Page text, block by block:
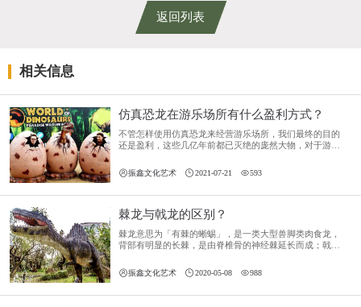
返回列表
相关信息
仿真恐龙在游乐场所有什么盈利方式？
不管怎样使用仿真恐龙来经营游乐场所，我们最终的目的
还是盈利，这些几亿年前都已灭绝的庞然大物，对于游客
仿真恐龙在游乐场所有什么盈利方式？
振鑫文化艺术 2021-07-21 593
棘龙与戟龙的区别？
棘龙意思为「有棘的蜥蜴」，是一类大型兽脚类肉食龙，
背部有明显的长棘，是由脊椎骨的神经棘延长而成；戟龙
角龙下目恐龙的一属。
振鑫文化艺术 2020-05-08 988